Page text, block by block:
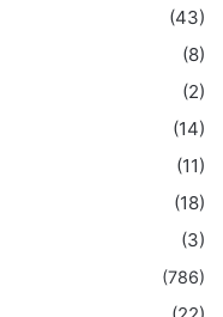
(43)
(8)
(2)
(14)
(11)
(18)
(3)
(786)